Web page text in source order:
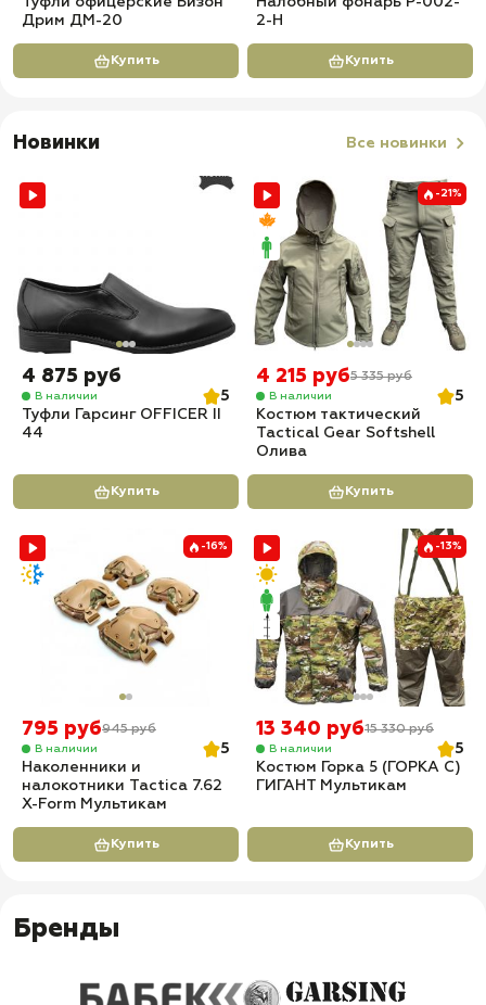
Дрим ДМ-20
Купить
2-H
Купить
Новинки Все новинки
4 875 руб
В наличии
5
Туфли Гарсинг OFFICER II
44
Купить
-21%
4 215 руб5 335 руб
В наличии
5
Костюм тактический
Tactical Gear Softshell
Олива
Купить
-16%
795 руб945 руб
В наличии
5
Наколенники и
налокотники Tactica 7.62
X-Form Мультикам
Купить
-13%
13 340 руб15 330 руб
В наличии
5
Костюм Горка 5 (ГОРКА С)
ГИГАНТ Мультикам
Купить
Бренды